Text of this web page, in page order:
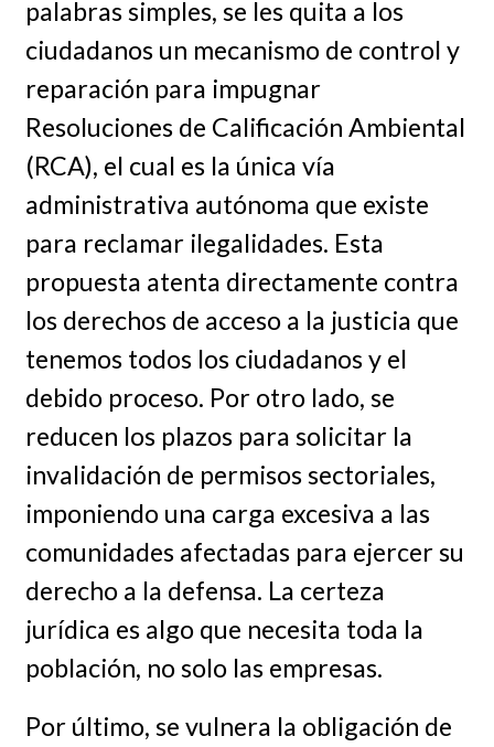
palabras simples, se les quita a los
ciudadanos un mecanismo de control y
reparación para impugnar
Resoluciones de Calificación Ambiental
(RCA), el cual es la única vía
administrativa autónoma que existe
para reclamar ilegalidades. Esta
propuesta atenta directamente contra
los derechos de acceso a la justicia que
tenemos todos los ciudadanos y el
debido proceso. Por otro lado, se
reducen los plazos para solicitar la
invalidación de permisos sectoriales,
imponiendo una carga excesiva a las
comunidades afectadas para ejercer su
derecho a la defensa. La certeza
jurídica es algo que necesita toda la
población, no solo las empresas.
Por último, se vulnera la obligación de